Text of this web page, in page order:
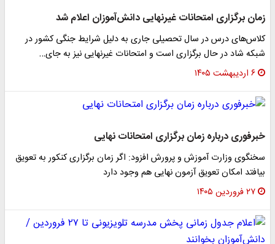
زمان برگزاری امتحانات غیرنهایی دانش‌آموزان اعلام شد
کلاس‌های درس در سال تحصیلی جاری به دلیل شرایط جنگی کشور در
شبکه شاد در حال برگزاری است و امتحانات غیرنهایی نیز به جای…
۶ اردیبهشت ۱۴۰۵
خبرفوری درباره زمان برگزاری امتحانات نهایی
سخنگوی وزارت آموزش و پرورش افزود: اگر زمان برگزاری کنکور به تعویق
بیافتد امکان تعویق آزمون نهایی هم وجود دارد
۲۷ فروردین ۱۴۰۵